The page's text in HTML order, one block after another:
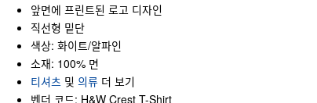
앞면에 프린트된 로고 디자인
직선형 밑단
색상: 화이트/알파인
소재: 100% 면
티셔츠 및 의류 더 보기
벤더 코드: H&W Crest T-Shirt